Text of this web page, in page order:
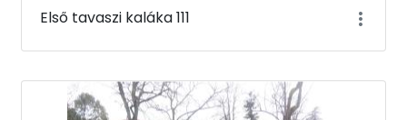
Első tavaszi kaláka 111